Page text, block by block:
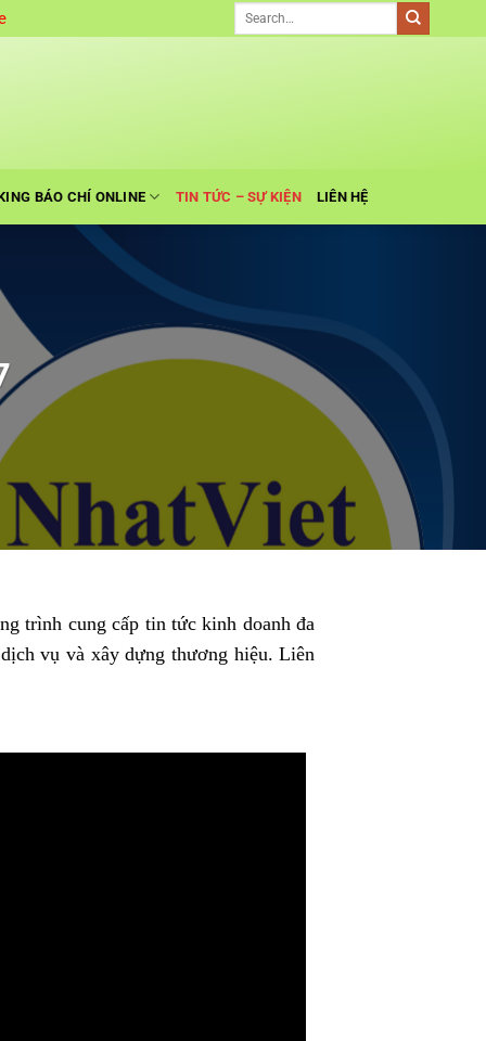
BÁO CHÍ ONLINE TIN TỨC – SỰ KIỆN LIÊN HỆ
trình cung cấp tin tức kinh doanh đa
vụ và xây dựng thương hiệu. Liên